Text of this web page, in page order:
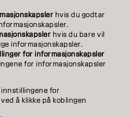
Policy
hvis du godtar
hvis du bare vil
informasjonskapsler.
for informasjonskapsler
for informasjonskapsler
for
å klikke på koblingen